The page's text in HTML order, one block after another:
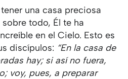
una casa preciosa
todo, Él te ha
en el Cielo. Esto es
discípulos: “En la casa de
hay; si así no fuera,
voy, pues, a preparar